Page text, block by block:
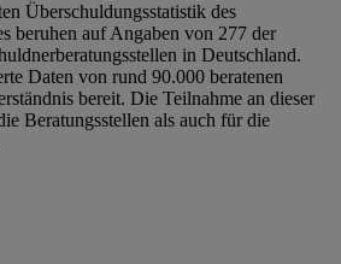
Überschuldungsstatistik des
beruhen auf Angaben von 277 der
in Deutschland.
Daten von rund 90.000 beratenen
bereit. Die Teilnahme an dieser
Beratungsstellen als auch für die